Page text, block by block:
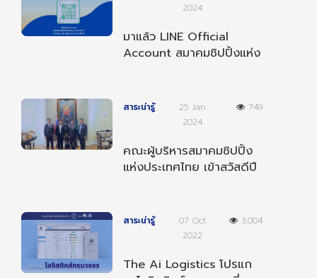
2024
มาแล้ว LINE Official
Account สมาคมชิปปิ้งแห่ง
สาระน่ารู้
25 Jan
2024
749
คณะผู้บริหารสมาคมชิปปิ้ง
แห่งประเทศไทย เข้าสวัสดีปี
สาระน่ารู้
07 Oct
2022
3,004
The Ai Logistics โปรแก